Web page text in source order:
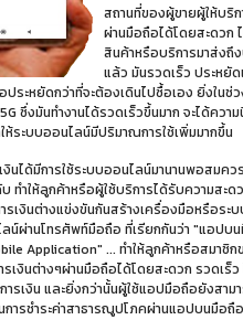
สถานที่ของผู้ขายผู้ให้บริ
ผ่านมือถือได้โดยสะดวก
สินค้าหรือบริการมาส่งถึง
แล้ว มันรวดเร็ว ประหยัด
ระหยัดกว่าที่จะต้องเดินไปซื้อเอง ยิ่งในช่
ซึ่งมันทำงานได้รวดเร็วขึ้นมาก จะได้ความ
ห้ระบบออนไลน์มีปริมาณการใช้เพิ่มมากขึ้น
ได้มีการใช้ระบบออนไลน์มานานพอสมคว
ทำให้ลูกค้าหรือผู้ใช้บริการได้รับความสะด
รเงินต่างแข่งขันกันสร้างเครื่องมือหรือระ
น์ผ่านโทรศัพท์มือถือ ที่เรียกกันว่า "แอปบ
Application" ... ทำให้ลูกค้าหรือสมาชิ
รเงินต่างๆผ่านมือถือได้โดยสะดวก รวดเร็
รเงิน และยิ่งกว่านั้นผู้ใช้แอปมือถือยังสาม
การชำระค่าสาธารณูปโภคผ่านแอปบนมือถื